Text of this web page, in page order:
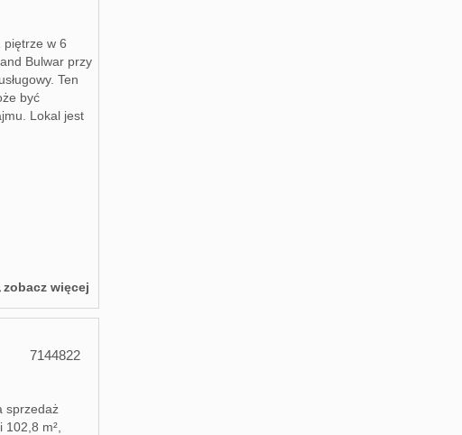
piętrze w 6
Bulwar przy
Ten
być
Lokal jest
zobacz więcej
7144822
sprzedaż
m²,